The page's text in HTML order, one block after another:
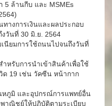
5 ล้านกีบ และ MSMEs
างการเงินและผลประกอบ
วันที่ 30 มิ.ย. 2564
นียมการใช้ถนนไปจนถึงวันที่
หรับการนำเข้าสินค้าเพื่อใช้
ด 19 เช่น วัคซีน หน้ากาก
หภูมิ และอุปกรณ์การแพทย์อื่น
าณิชย์ให้ปฏิบัติตามระเบียบ